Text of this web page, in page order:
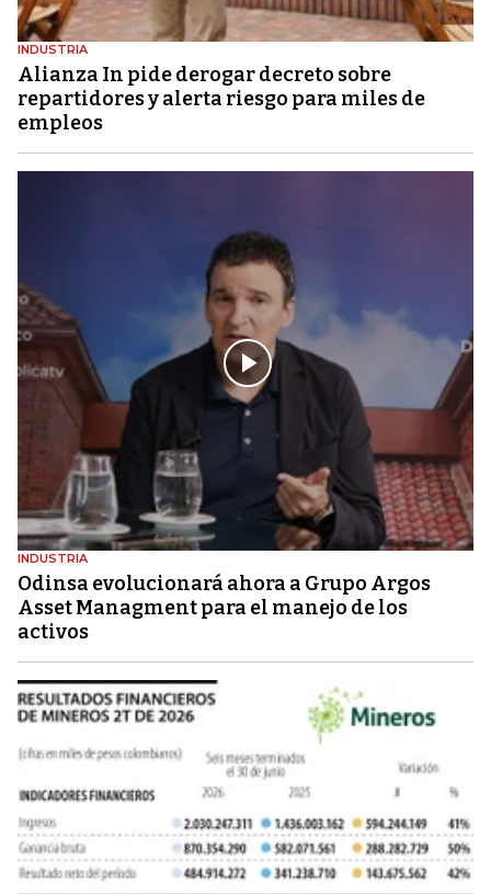
INDUSTRIA
Alianza In pide derogar decreto sobre
repartidores y alerta riesgo para miles de
empleos
INDUSTRIA
Odinsa evolucionará ahora a Grupo Argos
Asset Managment para el manejo de los
activos